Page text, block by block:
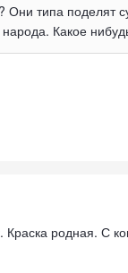
Они типа
Какое
Краска родная. С